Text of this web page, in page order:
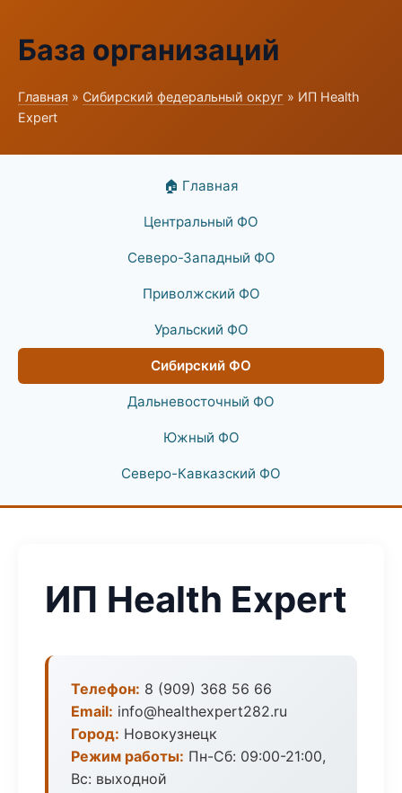
База организаций
Главная » Сибирский федеральный округ » ИП Health
Expert
🏠 Главная
Центральный ФО
Северо-Западный ФО
Приволжский ФО
Уральский ФО
Сибирский ФО
Дальневосточный ФО
Южный ФО
Северо-Кавказский ФО
ИП Health Expert
Телефон: 8 (909) 368 56 66
Email: info@healthexpert282.ru
Город: Новокузнецк
Режим работы: Пн-Сб: 09:00-21:00,
Вс: выходной